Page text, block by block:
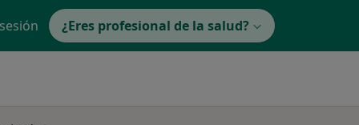
¿Eres profesional de la salud?